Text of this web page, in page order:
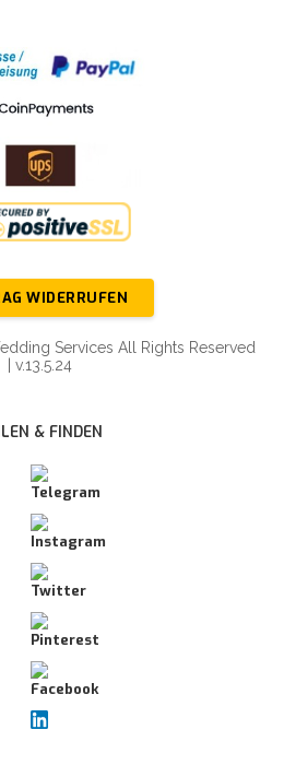
WIDERRUFEN
Services All Rights Reserved
| v.13.5.24
& FINDEN